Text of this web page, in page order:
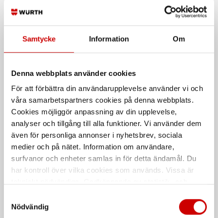
Samtycke Information Om
Denna webbplats använder cookies
För att förbättra din användarupplevelse använder vi och
våra samarbetspartners cookies på denna webbplats.
Cookies möjliggör anpassning av din upplevelse,
analyser och tillgång till alla funktioner. Vi använder dem
även för personliga annonser i nyhetsbrev, sociala
medier och på nätet. Information om användare,
surfvanor och enheter samlas in för detta ändamål. Du
har kontroll över vilka cookies som används. Vissa är
länder utanför EU med olika dataskyddsnormer. Genom
Nödvändig
Rekommenderat baserat på vald produkt
Sexkantsskruv M6S DG
A2/70
Delgängad
Sexkantsskruv M6S DG A4
Delgängad
Rostfritt syrafast stål A4
Klass-70 Draghållfasthet
DIN 931